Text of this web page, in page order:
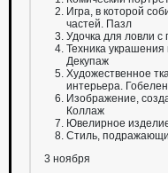
Игра, в которой
частей. Пазл
Удочка для ловли
Техника украшения
Декупаж
Художественное
интерьера. Гобелен
Изображение,
Коллаж
Ювелирное
Стиль,
3 ноября